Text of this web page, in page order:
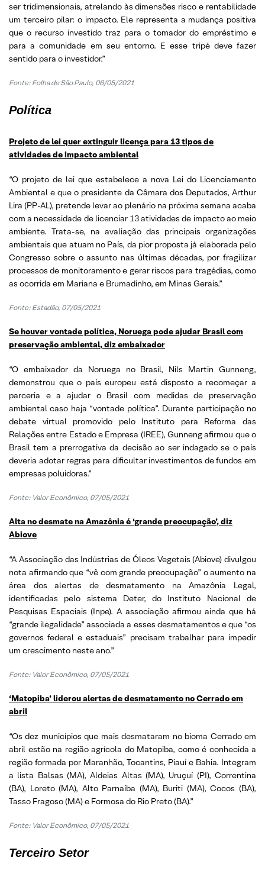
ser tridimensionais, atrelando às dimensões risco e rentabilidade
um terceiro pilar: o impacto. Ele representa a mudança positiva
que o recurso investido traz para o tomador do empréstimo e
para a comunidade em seu entorno. E esse tripé deve fazer
sentido para o investidor.”
Fonte: Folha de São Paulo, 06/05/2021
Política
Projeto de lei quer extinguir licença para 13 tipos de
atividades de impacto ambiental
“O projeto de lei que estabelece a nova Lei do Licenciamento
Ambiental e que o presidente da Câmara dos Deputados, Arthur
Lira (PP-AL), pretende levar ao plenário na próxima semana acaba
com a necessidade de licenciar 13 atividades de impacto ao meio
ambiente. Trata-se, na avaliação das principais organizações
ambientais que atuam no País, da pior proposta já elaborada pelo
Congresso sobre o assunto nas últimas décadas, por fragilizar
processos de monitoramento e gerar riscos para tragédias, como
as ocorrida em Mariana e Brumadinho, em Minas Gerais.”
Fonte: Estadão, 07/05/2021
Se houver vontade política, Noruega pode ajudar Brasil com
preservação ambiental, diz embaixador
“O embaixador da Noruega no Brasil, Nils Martin Gunneng,
demonstrou que o país europeu está disposto a recomeçar a
parceria e a ajudar o Brasil com medidas de preservação
ambiental caso haja “vontade política”. Durante participação no
debate virtual promovido pelo Instituto para Reforma das
Relações entre Estado e Empresa (IREE), Gunneng afirmou que o
Brasil tem a prerrogativa da decisão ao ser indagado se o país
deveria adotar regras para dificultar investimentos de fundos em
empresas poluidoras.”
Fonte: Valor Econômico, 07/05/2021
Alta no desmate na Amazônia é ‘grande preocupação’, diz
Abiove
“A Associação das Indústrias de Óleos Vegetais (Abiove) divulgou
nota afirmando que “vê com grande preocupação” o aumento na
área dos alertas de desmatamento na Amazônia Legal,
identificadas pelo sistema Deter, do Instituto Nacional de
Pesquisas Espaciais (Inpe). A associação afirmou ainda que há
“grande ilegalidade” associada a esses desmatamentos e que “os
governos federal e estaduais” precisam trabalhar para impedir
um crescimento neste ano.”
Fonte: Valor Econômico, 07/05/2021
‘Matopiba’ liderou alertas de desmatamento no Cerrado em
abril
“Os dez municípios que mais desmataram no bioma Cerrado em
abril estão na região agrícola do Matopiba, como é conhecida a
região formada por Maranhão, Tocantins, Piauí e Bahia. Integram
a lista Balsas (MA), Aldeias Altas (MA), Uruçuí (PI), Correntina
(BA), Loreto (MA), Alto Parnaíba (MA), Buriti (MA), Cocos (BA),
Tasso Fragoso (MA) e Formosa do Rio Preto (BA).”
Fonte: Valor Econômico, 07/05/2021
Terceiro Setor